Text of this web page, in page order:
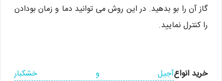
گاز آن را بو بدهید. در این روش می توانید دما و زمان بودادن
را کنترل نمایید.
خرید انواعآجیل و خشکبار